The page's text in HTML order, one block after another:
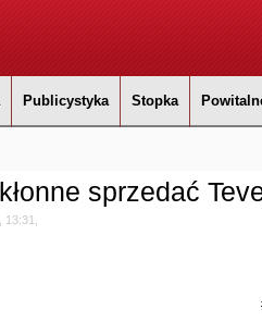
Publicystyka Stopka
sprzedać